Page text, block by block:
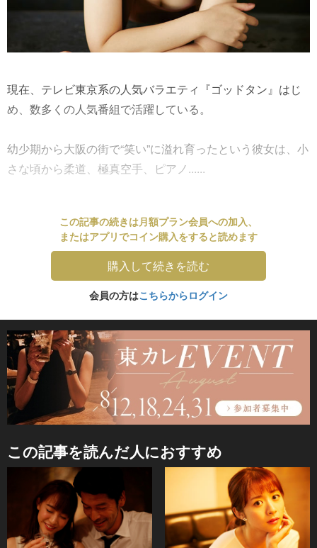
現在、テレビ東京系の人気バラエティ『ゴッドタン』はじ
め、数多くの人気番組で活躍している。
幼少期から大阪の街で“笑い”に溢れ育ったという彼女は、小
さな頃から柔道、極真空手、ピアノ......
この記事の続きは月額プラン会員への加入、
またはアプリでコイン購入をすると読めます
購入して続きを読む
会員の方はこちらからログイン
この記事を読んだ人におすすめ